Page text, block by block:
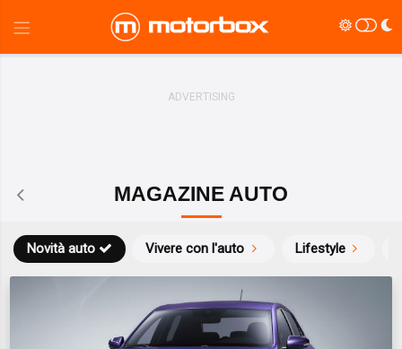
MAGAZINE AUTO
Novità auto Vivere con l'auto Lifestyle